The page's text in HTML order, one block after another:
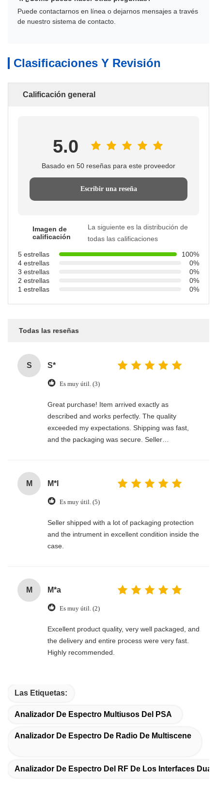
Puede contactarnos en línea o dejarnos mensajes a través
de nuestro sistema de contacto.
Clasificaciones Y Revisión
Calificación general
5.0
Basado en 50 reseñas para este proveedor
Escribir una reseña
Imagen de
calificación
La siguiente es la distribución de
todas las calificaciones
5 estrellas
100%
4 estrellas
0%
3 estrellas
0%
2 estrellas
0%
1 estrellas
0%
Todas las reseñas
S S*
Es muy útil. (3)
Great purchase! Item arrived exactly as
described and works perfectly. The quality
exceeded my expectations. Shipping was fast,
and the packaging was secure. Seller
M M*l
Es muy útil. (5)
Seller shipped with a lot of packaging protection
and the intrument in excellent condition inside the
case.
M M*a
Es muy útil. (2)
Excellent product quality, very well packaged, and
the delivery and entire process were very fast.
Highly recommended.
Las Etiquetas:
Analizador De Espectro Multiusos Del PSA
Analizador De Espectro De Radio De Multiscene
Analizador De Espectro Del RF De Los Interfaces